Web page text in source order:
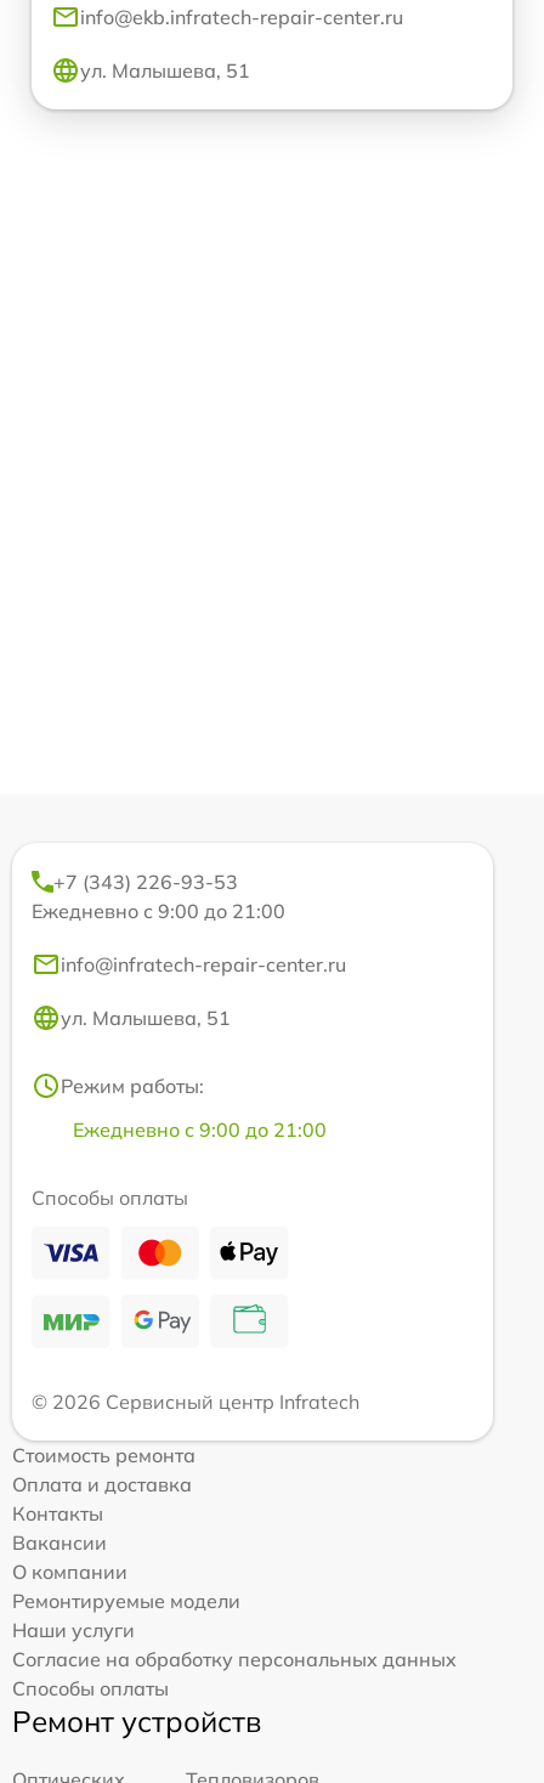
info@ekb.infratech-repair-center.ru
ул. Малышева, 51
+7 (343) 226-93-53
Ежедневно с 9:00 до 21:00
info@infratech-repair-center.ru
ул. Малышева, 51
Режим работы:
Ежедневно с 9:00 до 21:00
Способы оплаты
© 2026 Сервисный центр Infratech
Стоимость ремонта
Оплата и доставка
Контакты
Вакансии
О компании
Ремонтируемые модели
Наши услуги
Согласие на обработку персональных данных
Способы оплаты
Ремонт устройств